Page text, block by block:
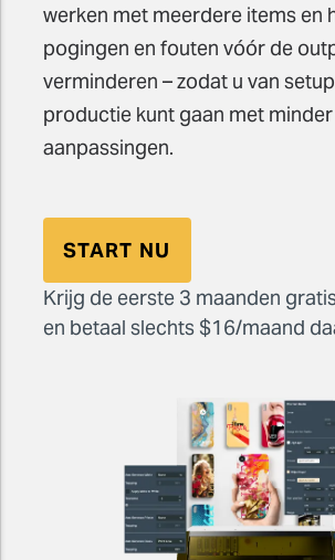
werken met meerdere items en
pogingen en fouten vóór de
verminderen – zodat u van
productie kunt gaan met
aanpassingen.
START NU
Krijg de eerste 3 maanden
en betaal slechts $16/maand